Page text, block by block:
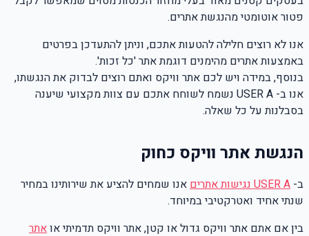
פטור אוטומטי מהנגשת אתרים.
אנו לא רוצים חלילה להטעות אתכם, וניתן להתעדכן בפרטים
באמצעות אתרים מהימנים דוגמת אתר 'כל זכות'.
בנוסף, במידה ויש לכם אתר וויקס ואתם רוצים לבדוק את הנגשתו,
אנו ב- USER A נשמח לשוחח אתכם עם צוות מקצועי שיענה
בסבלנות על כל שאלה.
הנגשת אתר וויקס כחוק
ב- USER A נגישות אתרים אנו שמחים להציע את שירותינו במחיר
שנתי אחיד ואטרקטיבי במיוחד.
בין אם אתם אתר וויקס גדול או קטן, אתר וויקס תדמיתי אואתר